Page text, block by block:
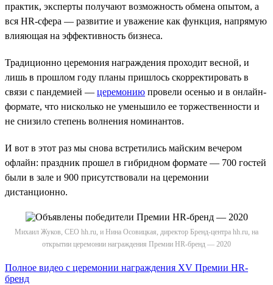
практик, эксперты получают возможность обмена опытом, а
вся HR-сфера — развитие и уважение как функция, напрямую
влияющая на эффективность бизнеса.
Традиционно церемония награждения проходит весной, и
лишь в прошлом году планы пришлось скорректировать в
связи с пандемией — церемонию провели осенью и в онлайн-
формате, что нисколько не уменьшило ее торжественности и
не снизило степень волнения номинантов.
И вот в этот раз мы снова встретились майским вечером
офлайн: праздник прошел в гибридном формате — 700 гостей
были в зале и 900 присутствовали на церемонии
дистанционно.
Михаил Жуков, СЕО hh.ru, и Нина Осовицкая, директор Бренд-центра hh.ru, на
открытии церемонии награждения Премии HR-бренд — 2020
Полное видео с церемонии награждения XV Премии HR-
бренд